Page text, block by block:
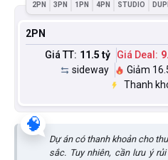
2PN 3PN 1PN 4PN STUDIO
2PN
Giá TT: 11.5 tỷ Giá Deal:
sideway
Giảm
Thanh
🧠
Dự án có thanh khoản cho
sắc. Tuy nhiên, cần lưu ý